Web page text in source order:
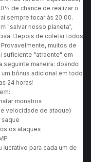
de chance de realizar o
sempre tocar às 20:00.
"salvar nosso planeta",
Depois de coletar todos
muitos de
suficiente "atraente" em
seguinte maneira: doando
bônus adicional em todo
24 horas!
monstros
velocidade de ataque)
saque
os ataques
lucrativo para cada um de